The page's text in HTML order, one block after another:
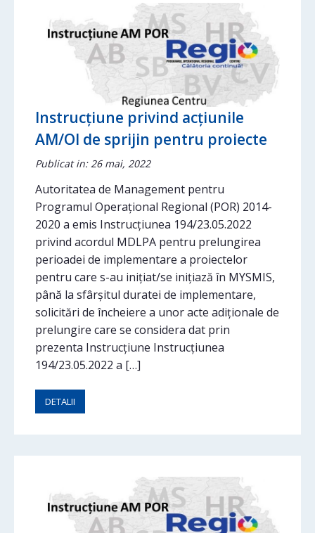
Instrucțiune privind acțiunile
AM/OI de sprijin pentru proiecte
Publicat in: 26 mai, 2022
Autoritatea de Management pentru
Programul Operațional Regional (POR) 2014-
2020 a emis Instrucțiunea 194/23.05.2022
privind acordul MDLPA pentru prelungirea
perioadei de implementare a proiectelor
pentru care s-au inițiat/se inițiază în MYSMIS,
până la sfârșitul duratei de implementare,
solicitări de încheiere a unor acte adiționale de
prelungire care se considera dat prin
prezenta Instrucțiune Instrucțiunea
194/23.05.2022 a […]
DETALII